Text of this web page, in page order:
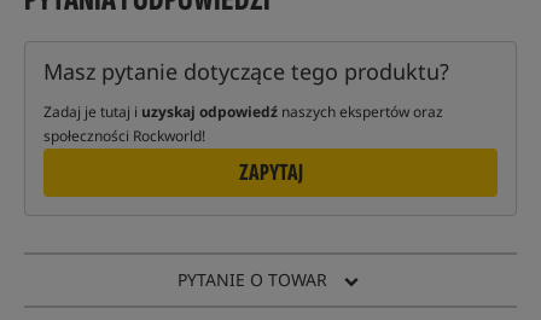
Masz pytanie dotyczące tego produktu?
Zadaj je tutaj i uzyskaj odpowiedź naszych ekspertów oraz
społeczności Rockworld!
ZAPYTAJ
PYTANIE O TOWAR